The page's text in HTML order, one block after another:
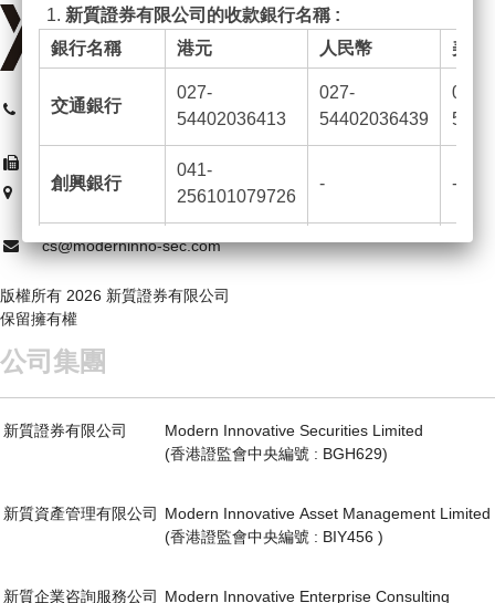
總機 : (852) 3899 2599
香港灣仔港灣道26號華潤大廈
cs@moderninno-sec.com
版權所有 2026 新質證券有限公司
保留擁有權
公司集團
新質證券有限公司
Modern Innovative Securities Limited
(香港證監會中央編號 : BGH629)
新質資產管理有限公司
Modern Innovative Asset Management Limited
(香港證監會中央編號 : BIY456 )
新質企業咨詢服務公司 Modern Innovative Enterprise Consulting
新質證券有限公司的收款銀行名稱 :
銀行名稱
港元 人民幣 美元
交通銀行
027-
54402036413
027-
54402036439
027-
創興銀行
041-
256101079726
- -
恒生銀行
024-390-
- -
cs@moderninno-sec.com
站將更改為 : www.moderninno-sec.com